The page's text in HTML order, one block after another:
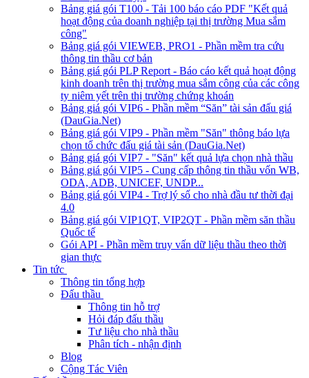
Bảng giá gói T100 - Tải 100 báo cáo PDF "Kết quả
hoạt động của doanh nghiệp tại thị trường Mua sắm
công"
Bảng giá gói VIEWEB, PRO1 - Phần mềm tra cứu
thông tin thầu cơ bản
Bảng giá gói PLP Report - Báo cáo kết quả hoạt động
kinh doanh trên thị trường mua sắm công của các công
ty niêm yết trên thị trường chứng khoán
Bảng giá gói VIP6 - Phần mềm “Săn” tài sản đấu giá
(DauGia.Net)
Bảng giá gói VIP9 - Phần mềm "Săn" thông báo lựa
chọn tổ chức đấu giá tài sản (DauGia.Net)
Bảng giá gói VIP7 - "Săn" kết quả lựa chọn nhà thầu
Bảng giá gói VIP5 - Cung cấp thông tin thầu vốn WB,
ODA, ADB, UNICEF, UNDP...
Bảng giá gói VIP4 - Trợ lý số cho nhà đầu tư thời đại
4.0
Bảng giá gói VIP1QT, VIP2QT - Phần mềm săn thầu
Quốc tế
Gói API - Phần mềm truy vấn dữ liệu thầu theo thời
gian thực
Tin tức
Thông tin tổng hợp
Đấu thầu
Thông tin hỗ trợ
Hỏi đáp đấu thầu
Tư liệu cho nhà thầu
Phân tích - nhận định
Blog
Cộng Tác Viên